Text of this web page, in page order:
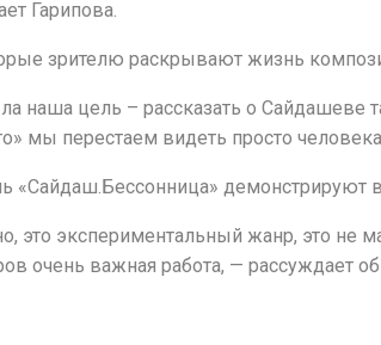
Гарипова.
зрителю раскрывают жизнь
наша цель – рассказать о Сайдашеве
мы перестаем видеть просто
«Сайдаш.Бессонница» демонстрируют
это экспериментальный жанр, это не
очень важная работа, — рассуждает